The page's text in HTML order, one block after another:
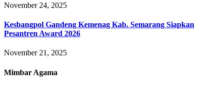
November 24, 2025
Kesbangpol Gandeng Kemenag Kab. Semarang Siapkan
Pesantren Award 2026
November 21, 2025
Mimbar Agama